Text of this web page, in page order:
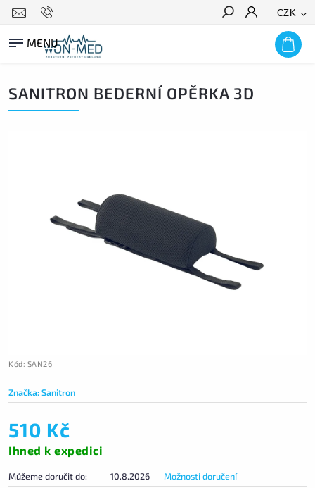
CZK
HLEDAT
SANITRON BEDERNÍ OPĚRKA 3D
Kód: SAN26
Značka:Sanitron
510 Kč
Ihned k expedici
Můžeme doručit do: 10.8.2026 Možnosti doručení